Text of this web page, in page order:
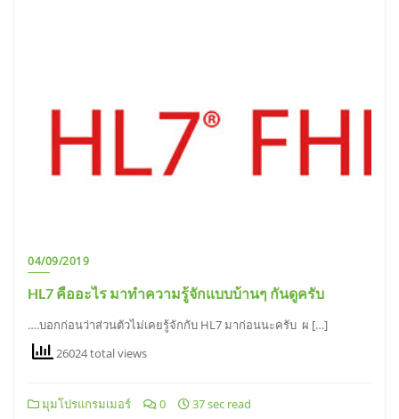
04/09/2019
HL7 คืออะไร มาทำความรู้จักแบบบ้านๆ กันดูครับ
….บอกก่อนว่าส่วนตัวไม่เคยรู้จักกับ HL7 มาก่อนนะครับ ผ […]
26024 total views
มุมโปรแกรมเมอร์ 0 37 sec read